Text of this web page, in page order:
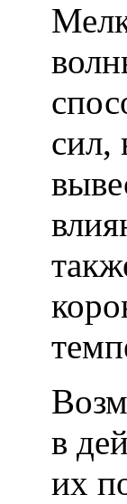
сил,
в
их